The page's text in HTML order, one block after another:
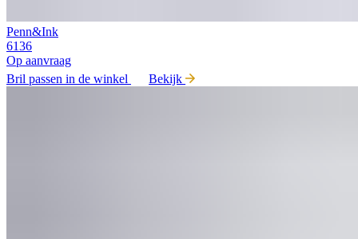
Penn&Ink
6136
Op aanvraag
Bril passen in de winkel
Bekijk